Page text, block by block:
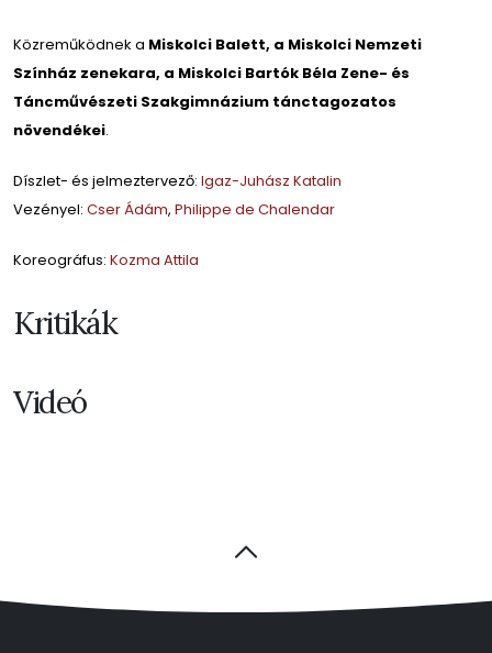
Közreműködnek a Miskolci Balett, a Miskolci Nemzeti
Színház zenekara, a Miskolci Bartók Béla Zene- és
Táncművészeti Szakgimnázium tánctagozatos
növendékei.
Díszlet- és jelmeztervező: Igaz-Juhász Katalin
Vezényel: Cser Ádám, Philippe de Chalendar
Koreográfus: Kozma Attila
Kritikák
Videó